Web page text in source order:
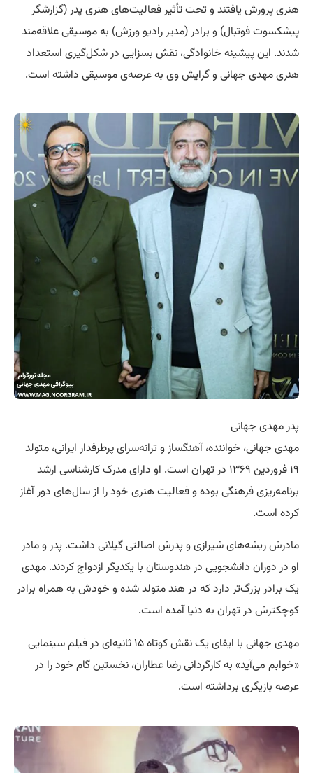
هنری پرورش یافتند و تحت تأثیر فعالیت‌های هنری پدر (گزارشگر
پیشکسوت فوتبال) و برادر (مدیر رادیو ورزش) به موسیقی علاقه‌مند
شدند. این پیشینه خانوادگی، نقش بسزایی در شکل‌گیری استعداد
هنری مهدی جهانی و گرایش وی به عرصه‌ی موسیقی داشته است.
پدر مهدی جهانی
مهدی جهانی، خواننده، آهنگساز و ترانه‌سرای پرطرفدار ایرانی، متولد
۱۹ فروردین ۱۳۶۹ در تهران است. او دارای مدرک کارشناسی ارشد
برنامه‌ریزی فرهنگی بوده و فعالیت هنری خود را از سال‌های دور آغاز
کرده است.
مادرش ریشه‌های شیرازی و پدرش اصالتی گیلانی داشت. پدر و مادر
او در دوران دانشجویی در هندوستان با یکدیگر ازدواج کردند. مهدی
یک برادر بزرگ‌تر دارد که در هند متولد شده و خودش به همراه برادر
کوچکترش در تهران به دنیا آمده است.
مهدی جهانی با ایفای یک نقش کوتاه ۱۵ ثانیه‌ای در فیلم سینمایی
«خوابم می‌آید» به کارگردانی رضا عطاران، نخستین گام خود را در
عرصه بازیگری برداشته است.